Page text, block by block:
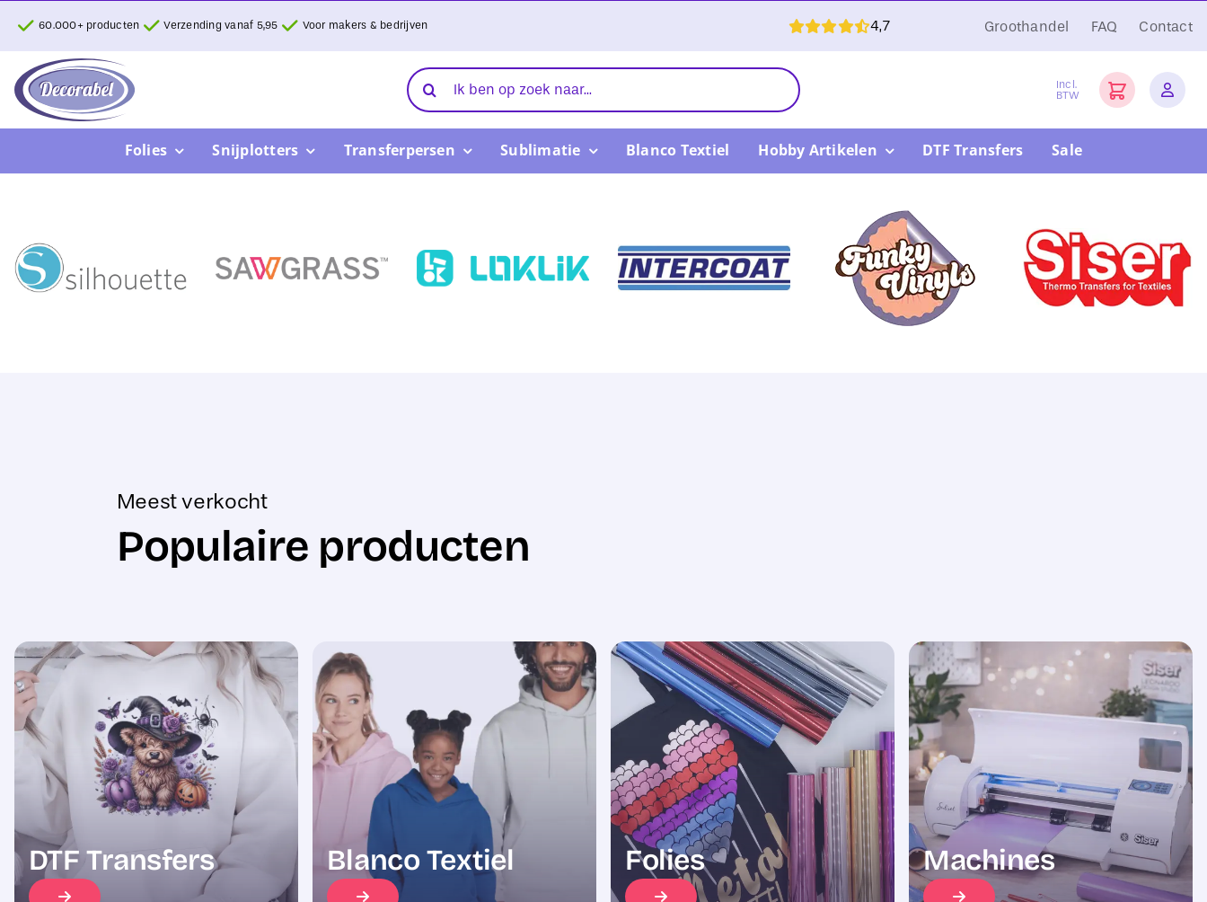
inhoud
60.000+ producten Verzending vanaf 5,95 Voor makers & bedrijven 4,7 Groothandel FAQ Contact
Zoeken
naar:
Incl.
BTW
Folies Snijplotters Transferpersen Sublimatie Blanco Textiel Hobby Artikelen DTF Transfers Sale
Meest verkocht
Populaire producten
DTF Transfers Blanco Textiel Folies Machines